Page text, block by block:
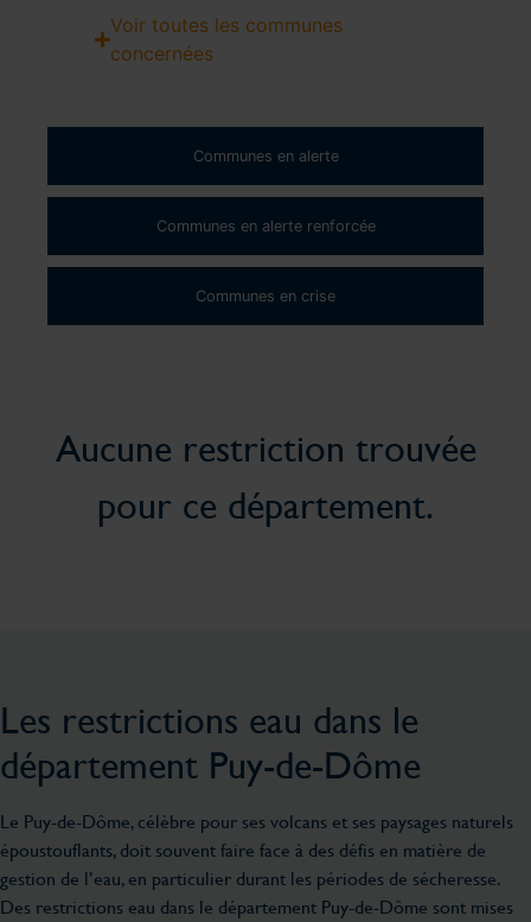
Communes en alerte
Communes en alerte renforcée
Communes en crise
Voir toutes les communes
concernées
Aucune restriction trouvée
pour ce département.
Les restrictions eau dans le
département Puy-de-Dôme
Le Puy-de-Dôme, célèbre pour ses volcans et ses paysages naturels
époustouflants, doit souvent faire face à des défis en matière de
gestion de l’eau, en particulier durant les périodes de sécheresse.
Des restrictions eau dans le département Puy-de-Dôme sont mises